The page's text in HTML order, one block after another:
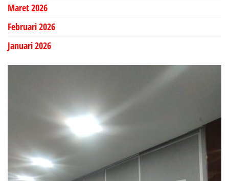
Maret 2026
Februari 2026
Januari 2026